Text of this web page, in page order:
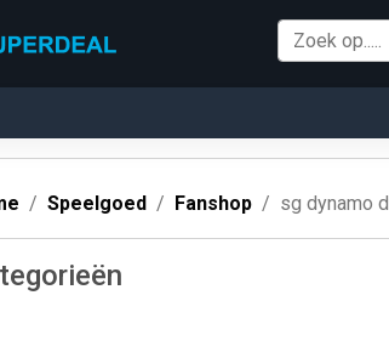
Speelgoed Fanshop sg dynamo